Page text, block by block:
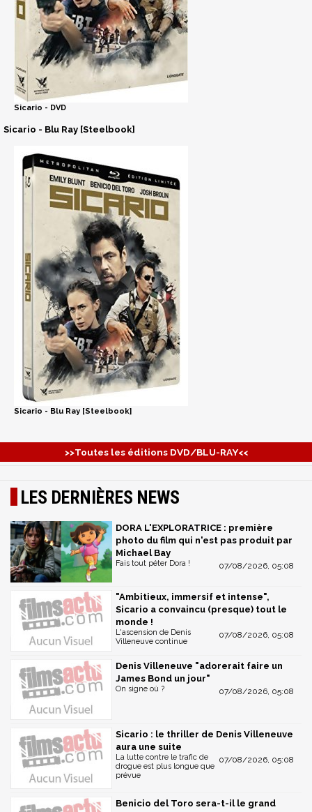
Sicario - DVD
Sicario - Blu Ray [Steelbook]
Sicario - Blu Ray [Steelbook]
>>Toutes les éditions DVD/BLU-RAY<<
LES DERNIÈRES NEWS
DORA L'EXPLORATRICE : première
photo du film qui n'est pas produit par
Michael Bay
07/08/2026, 05:08
Fais tout péter Dora !
"Ambitieux, immersif et intense",
Sicario a convaincu (presque) tout le
monde !
07/08/2026, 05:08
L'ascension de Denis
Villeneuve continue
Denis Villeneuve "adorerait faire un
James Bond un jour"
07/08/2026, 05:08
On signe où ?
Sicario : le thriller de Denis Villeneuve
aura une suite
07/08/2026, 05:08
La lutte contre le trafic de
drogue est plus longue que
prévue
Benicio del Toro sera-t-il le grand